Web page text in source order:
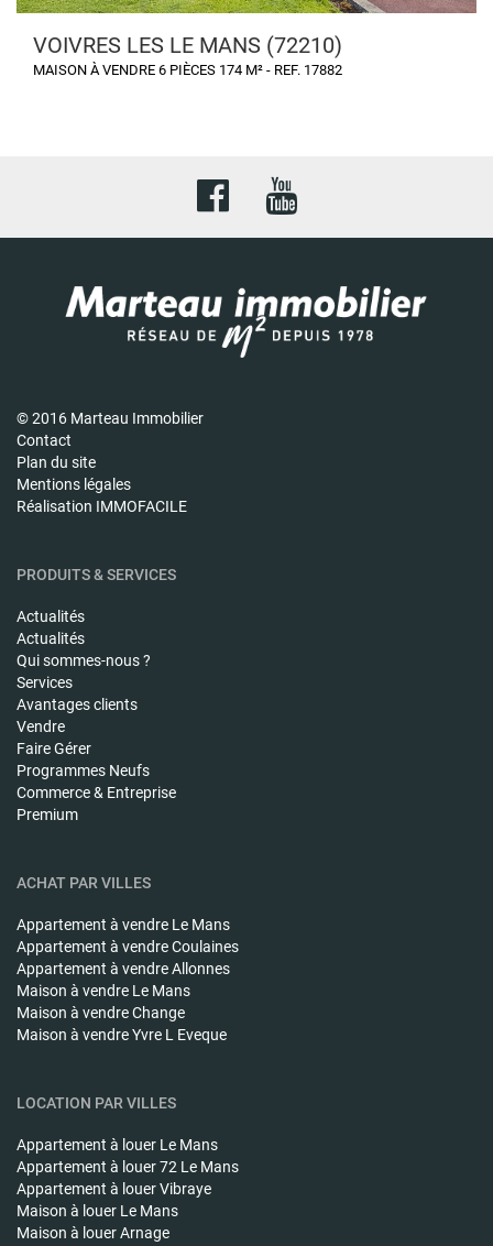
VOIVRES LES LE MANS (72210)
MAISON À VENDRE 6 PIÈCES 174 M² - REF. 17882
© 2016 Marteau Immobilier
Contact
Plan du site
Mentions légales
Réalisation IMMOFACILE
PRODUITS & SERVICES
Actualités
Actualités
Qui sommes-nous ?
Services
Avantages clients
Vendre
Faire Gérer
Programmes Neufs
Commerce & Entreprise
Premium
ACHAT PAR VILLES
Appartement à vendre Le Mans
Appartement à vendreCoulaines
Appartement à vendreAllonnes
Maison à vendre Le Mans
Maison à vendreChange
Maison à vendreYvre L Eveque
LOCATION PAR VILLES
Appartement à louer Le Mans
Appartement à louer72 Le Mans
Appartement à louerVibraye
Maison à louer Le Mans
Maison à louerArnage